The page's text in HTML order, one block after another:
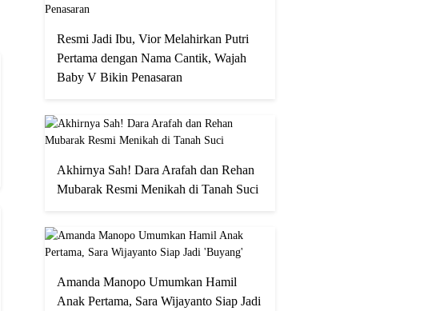
Resmi Jadi Ibu, Vior Melahirkan Putri
Pertama dengan Nama Cantik, Wajah
Baby V Bikin Penasaran
Akhirnya Sah! Dara Arafah dan Rehan
Mubarak Resmi Menikah di Tanah Suci
Amanda Manopo Umumkan Hamil
Anak Pertama, Sara Wijayanto Siap Jadi